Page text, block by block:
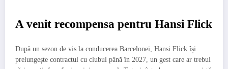
A venit recompensa pentru Hansi Flick
După un sezon de vis la conducerea Barcelonei, Hansi Flick își
prelungește contractul cu clubul până în 2027, un gest care ar trebui